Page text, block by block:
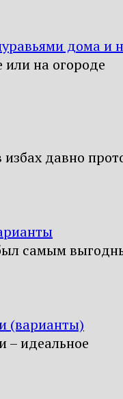
дома и
или на огороде
давно
самым
(варианты)
– идеальное